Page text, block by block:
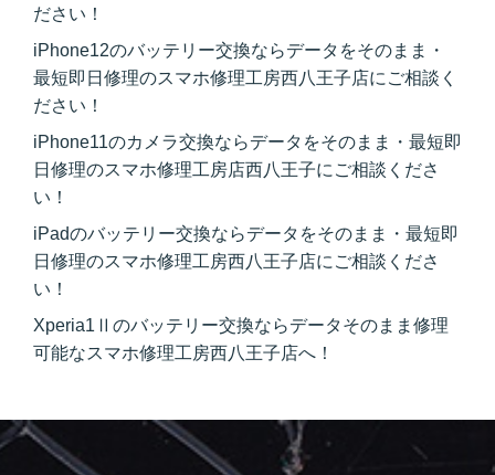
ださい！
iPhone12のバッテリー交換ならデータをそのまま・
最短即日修理のスマホ修理工房西八王子店にご相談く
ださい！
iPhone11のカメラ交換ならデータをそのまま・最短即
日修理のスマホ修理工房店西八王子にご相談くださ
い！
iPadのバッテリー交換ならデータをそのまま・最短即
日修理のスマホ修理工房西八王子店にご相談くださ
い！
Xperia1Ⅱのバッテリー交換ならデータそのまま修理
可能なスマホ修理工房西八王子店へ！